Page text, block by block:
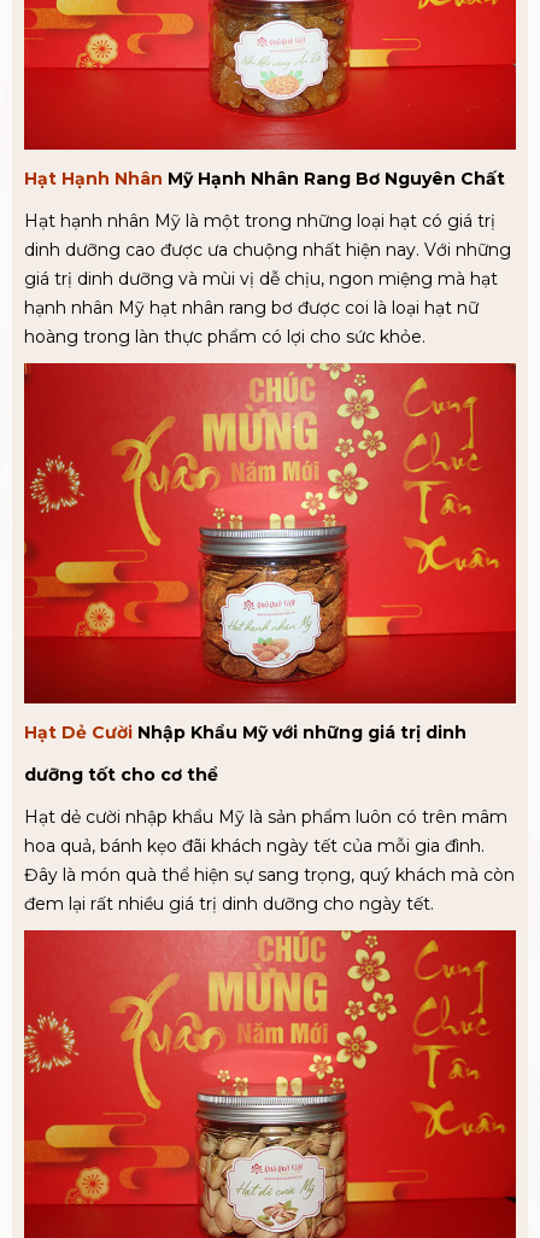
Hạt Hạnh Nhân Mỹ Hạnh Nhân Rang Bơ Nguyên Chất
Hạt hạnh nhân Mỹ là một trong những loại hạt có giá trị
dinh dưỡng cao được ưa chuộng nhất hiện nay. Với những
giá trị dinh dưỡng và mùi vị dễ chịu, ngon miệng mà hạt
hạnh nhân Mỹ hạt nhân rang bơ được coi là loại hạt nữ
hoàng trong làn thực phẩm có lợi cho sức khỏe.
Hạt Dẻ Cười Nhập Khẩu Mỹ với những giá trị dinh
dưỡng tốt cho cơ thể
Hạt dẻ cười nhập khẩu Mỹ là sản phẩm luôn có trên mâm
hoa quả, bánh kẹo đãi khách ngày tết của mỗi gia đình.
Đây là món quà thể hiện sự sang trọng, quý khách mà còn
đem lại rất nhiều giá trị dinh dưỡng cho ngày tết.